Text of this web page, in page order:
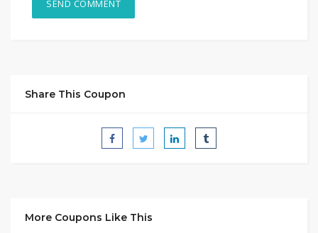
Share This Coupon
More Coupons Like This